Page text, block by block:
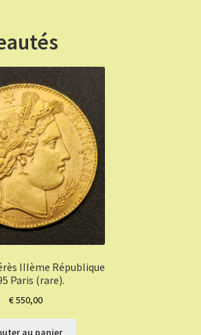
IIIème République
Paris (rare).
€550,00
au panier